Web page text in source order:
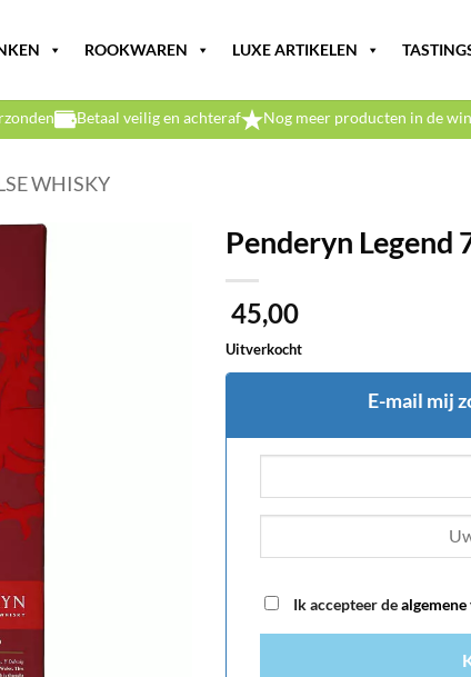
ROOKWAREN LUXE ARTIKELEN
Betaal veilig en achteraf Nog meer producten in de
WHISKY
Penderyn Legend
45,00
Uitverkocht
E-mail mij
Ik accepteer de